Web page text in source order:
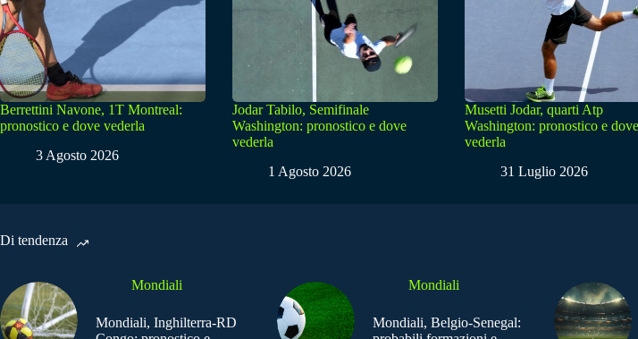
Berrettini Navone, 1T Montreal:
pronostico e dove vederla
3 Agosto 2026
Jodar Tabilo, Semifinale
Washington: pronostico e dove
vederla
1 Agosto 2026
Musetti Jodar, quarti Atp
Washington: pronostico e dove
vederla
31 Luglio 2026
Di tendenza
Mondiali
Mondiali, Inghilterra-RD
Mondiali
Mondiali, Belgio-Senegal: